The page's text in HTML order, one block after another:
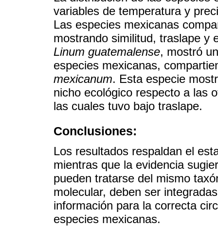
variables de temperatura y
Las especies mexicanas
mostrando similitud, traslape y
Linum guatemalense, mostró
especies mexicanas,
mexicanum. Esta especie
nicho ecológico respecto a las
las cuales tuvo bajo traslape.
Conclusiones:
Los resultados respaldan el
mientras que la evidencia
pueden tratarse del mismo
molecular, deben ser
información para la correcta
especies mexicanas.